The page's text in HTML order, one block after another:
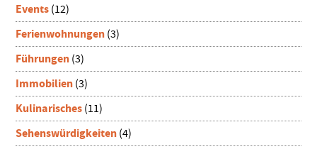
Events (12)
Ferienwohnungen (3)
Führungen (3)
Immobilien (3)
Kulinarisches (11)
Sehenswürdigkeiten (4)